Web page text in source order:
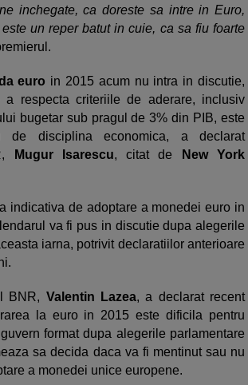
inchegate, ca doreste sa intre in Euro,
un reper batut in cuie, ca sa fiu foarte
euro in 2015 acum nu intra in discutie,
a respecta criteriile de aderare, inclusiv
bugetar sub pragul de 3% din PIB, este
de disciplina economica, a declarat
Mugur Isarescu, citat de
New York
indicativa de adoptare a monedei euro in
va fi pus in discutie dupa alegerile
iarna, potrivit declaratiilor anterioare
BNR, Valentin Lazea, a declarat recent
la euro in 2015 este dificila pentru
format dupa alegerile parlamentare
sa decida daca va fi mentinut sau nu
a monedei unice europene.